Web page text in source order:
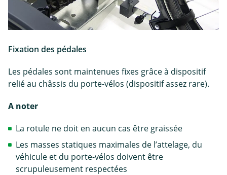
Fixation des pédales
Les pédales sont maintenues fixes grâce à dispositif
relié au châssis du porte-vélos (dispositif assez rare).
A noter
La rotule ne doit en aucun cas être graissée
Les masses statiques maximales de l’attelage, du
véhicule et du porte-vélos doivent être
scrupuleusement respectées